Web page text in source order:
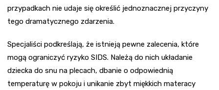
przypadkach nie udaje się określić jednoznacznej przyczyny
tego dramatycznego zdarzenia.
Specjaliści podkreślają, że istnieją pewne zalecenia, które
mogą ograniczyć ryzyko SIDS. Należą do nich układanie
dziecka do snu na plecach, dbanie o odpowiednią
temperaturę w pokoju i unikanie zbyt miękkich materacy